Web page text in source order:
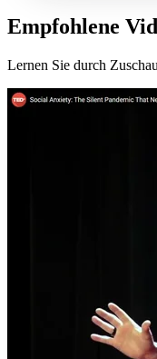
Empfohlene
Lernen Sie durch